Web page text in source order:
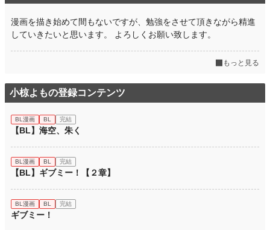
漫画を描き始めて間もないですが、勉強をさせて頂きながら精進
していきたいと思います。 よろしくお願い致します。
もっと見る
小椋よもの登録コンテンツ
BL漫画 BL 完結
【BL】海空、朱く
BL漫画 BL 完結
【BL】ギブミー！【２章】
BL漫画 BL 完結
ギブミー！